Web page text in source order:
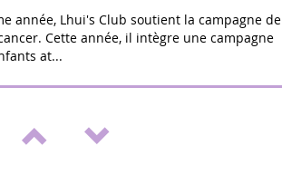
année, Lhui's Club soutient la campagne de
Cette année, il intègre une campagne
at...
bien être & Vitalité à St Médard en
sera ZEN : A Saint Médard en jalles,